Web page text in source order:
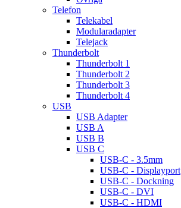
Telefon
Telekabel
Modularadapter
Telejack
Thunderbolt
Thunderbolt 1
Thunderbolt 2
Thunderbolt 3
Thunderbolt 4
USB
USB Adapter
USB A
USB B
USB C
USB-C - 3.5mm
USB-C - Displayport
USB-C - Dockning
USB-C - DVI
USB-C - HDMI